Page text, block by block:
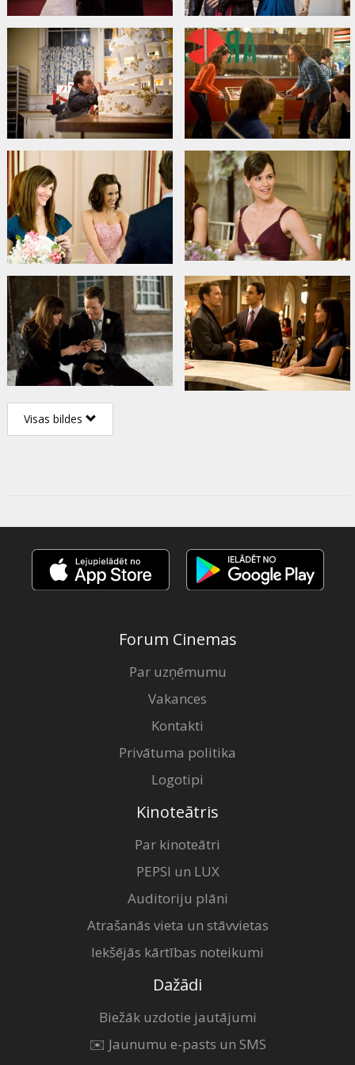
Visas bildes
Forum Cinemas
Par uzņēmumu
Vakances
Kontakti
Privātuma politika
Logotipi
Kinoteātris
Par kinoteātri
PEPSI un LUX
Auditoriju plāni
Atrašanās vieta un stāvvietas
Iekšējās kārtības noteikumi
Dažādi
Biežāk uzdotie jautājumi
✉️ Jaunumu e-pasts un SMS